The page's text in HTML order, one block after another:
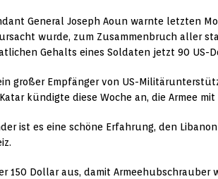
General Joseph Aoun warnte letzten
wurde, zum Zusammenbruch aller
Gehalts eines Soldaten jetzt 90 US-
großer Empfänger von US-
kündigte diese Woche an, die Armee
ist es eine schöne Erfahrung, den
150 Dollar aus, damit